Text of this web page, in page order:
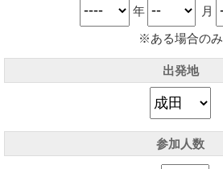
年 月
※ある場合のみ
出発地
参加人数